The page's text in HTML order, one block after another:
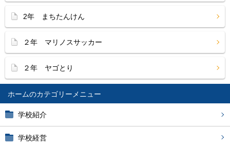
ホーム
学校紹介
学校経営
2年 まちたんけん
２年 マリノスサッカー
２年 ヤゴとり